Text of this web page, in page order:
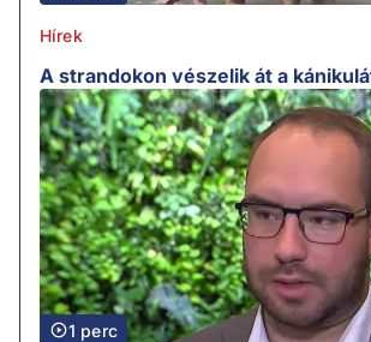
Hírek
A strandokon vészelik át a
1 perc